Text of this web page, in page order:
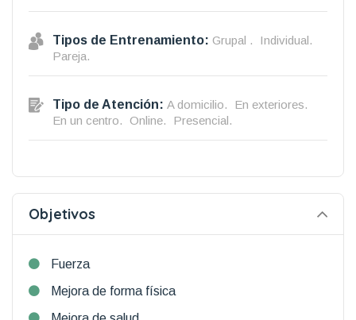
Tipos de Entrenamiento: Grupal .
Individual.
Pareja.
Tipo de Atención: A domicilio.
En exteriores.
En un centro.
Online. Presencial.
Objetivos
Fuerza
Mejora de forma física